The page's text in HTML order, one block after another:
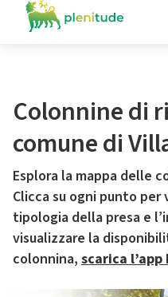
Colonnine di
comune di
Esplora la mappa delle
Clicca su ogni punto
tipologia della presa e
visualizzare la
colonnina, scarica